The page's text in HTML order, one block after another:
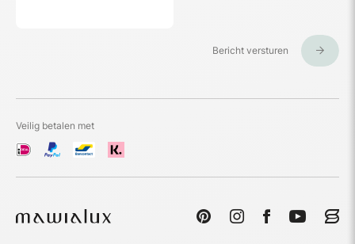
Bericht versturen
Veilig betalen met